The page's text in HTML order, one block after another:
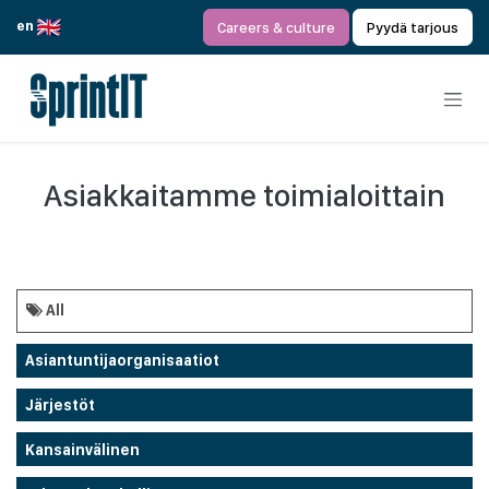
en
Careers & culture Pyydä tarjous
Asiakkaitamme toimialoittain
All
Asiantuntijaorganisaatiot
Järjestöt
Kansainvälinen